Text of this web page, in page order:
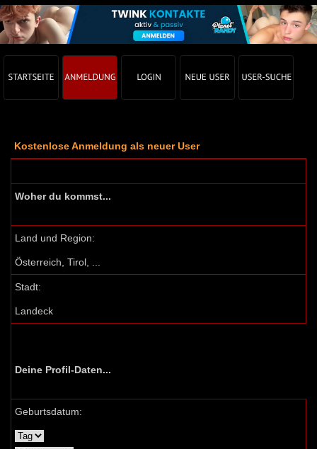
Kostenlose Anmeldung als neuer User
Woher du kommst...
Land und Region:
Österreich, Tirol, ...
Stadt:
Landeck
Deine Profil-Daten...
Geburtsdatum: